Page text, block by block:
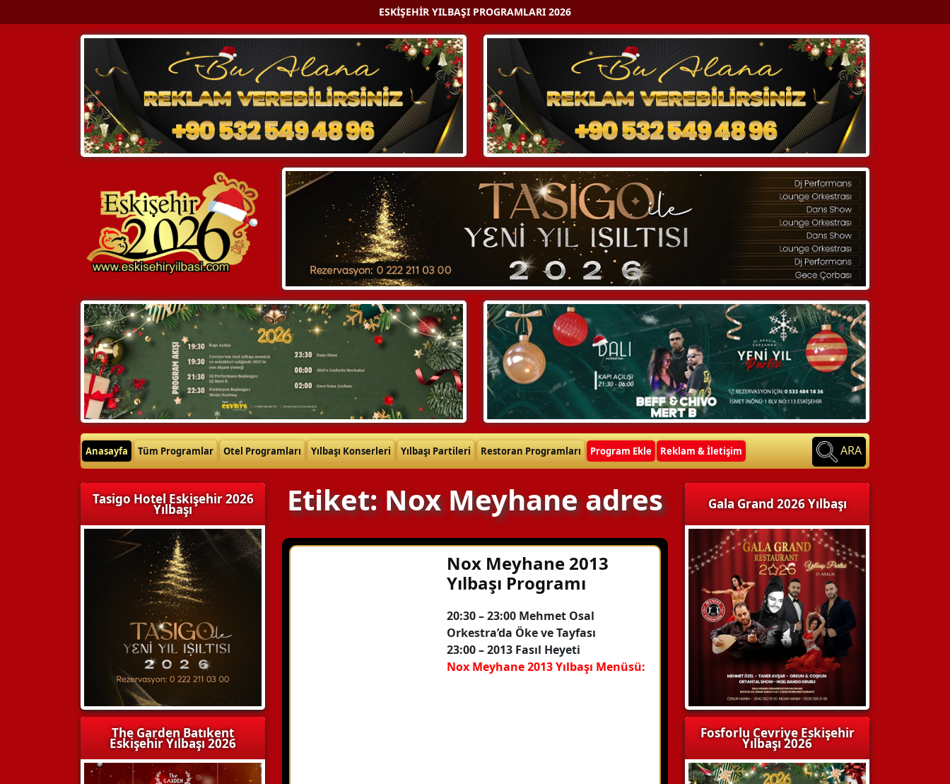
ESKIŞEHIR YILBAŞI PROGRAMLARI 2026
Anasayfa Tüm Programlar Otel Programları Yılbaşı Konserleri Yılbaşı Partileri Restoran Programları Program Ekle Reklam & İletişim ARA
Tasigo Hotel Eskişehir 2026
Yılbaşı
The Garden Batıkent
Eskişehir Yılbaşı 2026
Etiket: Nox Meyhane adres
Nox Meyhane 2013
Yılbaşı Programı
20:30 – 23:00 Mehmet Osal
Orkestra’da Öke ve Tayfası
23:00 – 2013 Fasıl Heyeti
Nox Meyhane 2013 Yılbaşı Menüsü:
Gala Grand 2026 Yılbaşı
Fosforlu Cevriye Eskişehir
Yılbaşı 2026